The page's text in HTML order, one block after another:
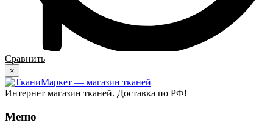
Сравнить
×
Интернет магазин тканей. Доставка по РФ!
Меню